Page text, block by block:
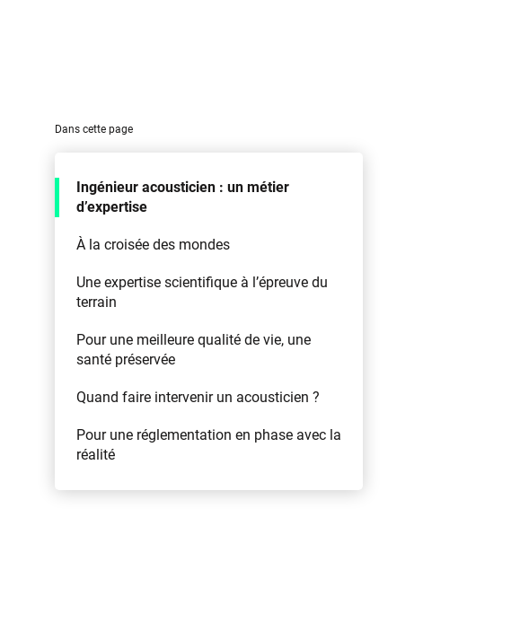
Dans cette page
Ingénieur acousticien : un métier
d’expertise
À la croisée des mondes
Une expertise scientifique à l’épreuve du
terrain
Pour une meilleure qualité de vie, une
santé préservée
Quand faire intervenir un acousticien ?
Pour une réglementation en phase avec la
réalité